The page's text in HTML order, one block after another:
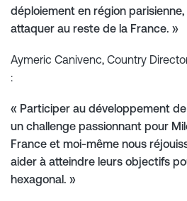
déploiement en région
attaquer au reste de la France. »
Aymeric Canivenc, Country
:
« Participer au développement
un challenge passionnant pour
France et moi-même nous
aider à atteindre leurs objectifs
hexagonal. »